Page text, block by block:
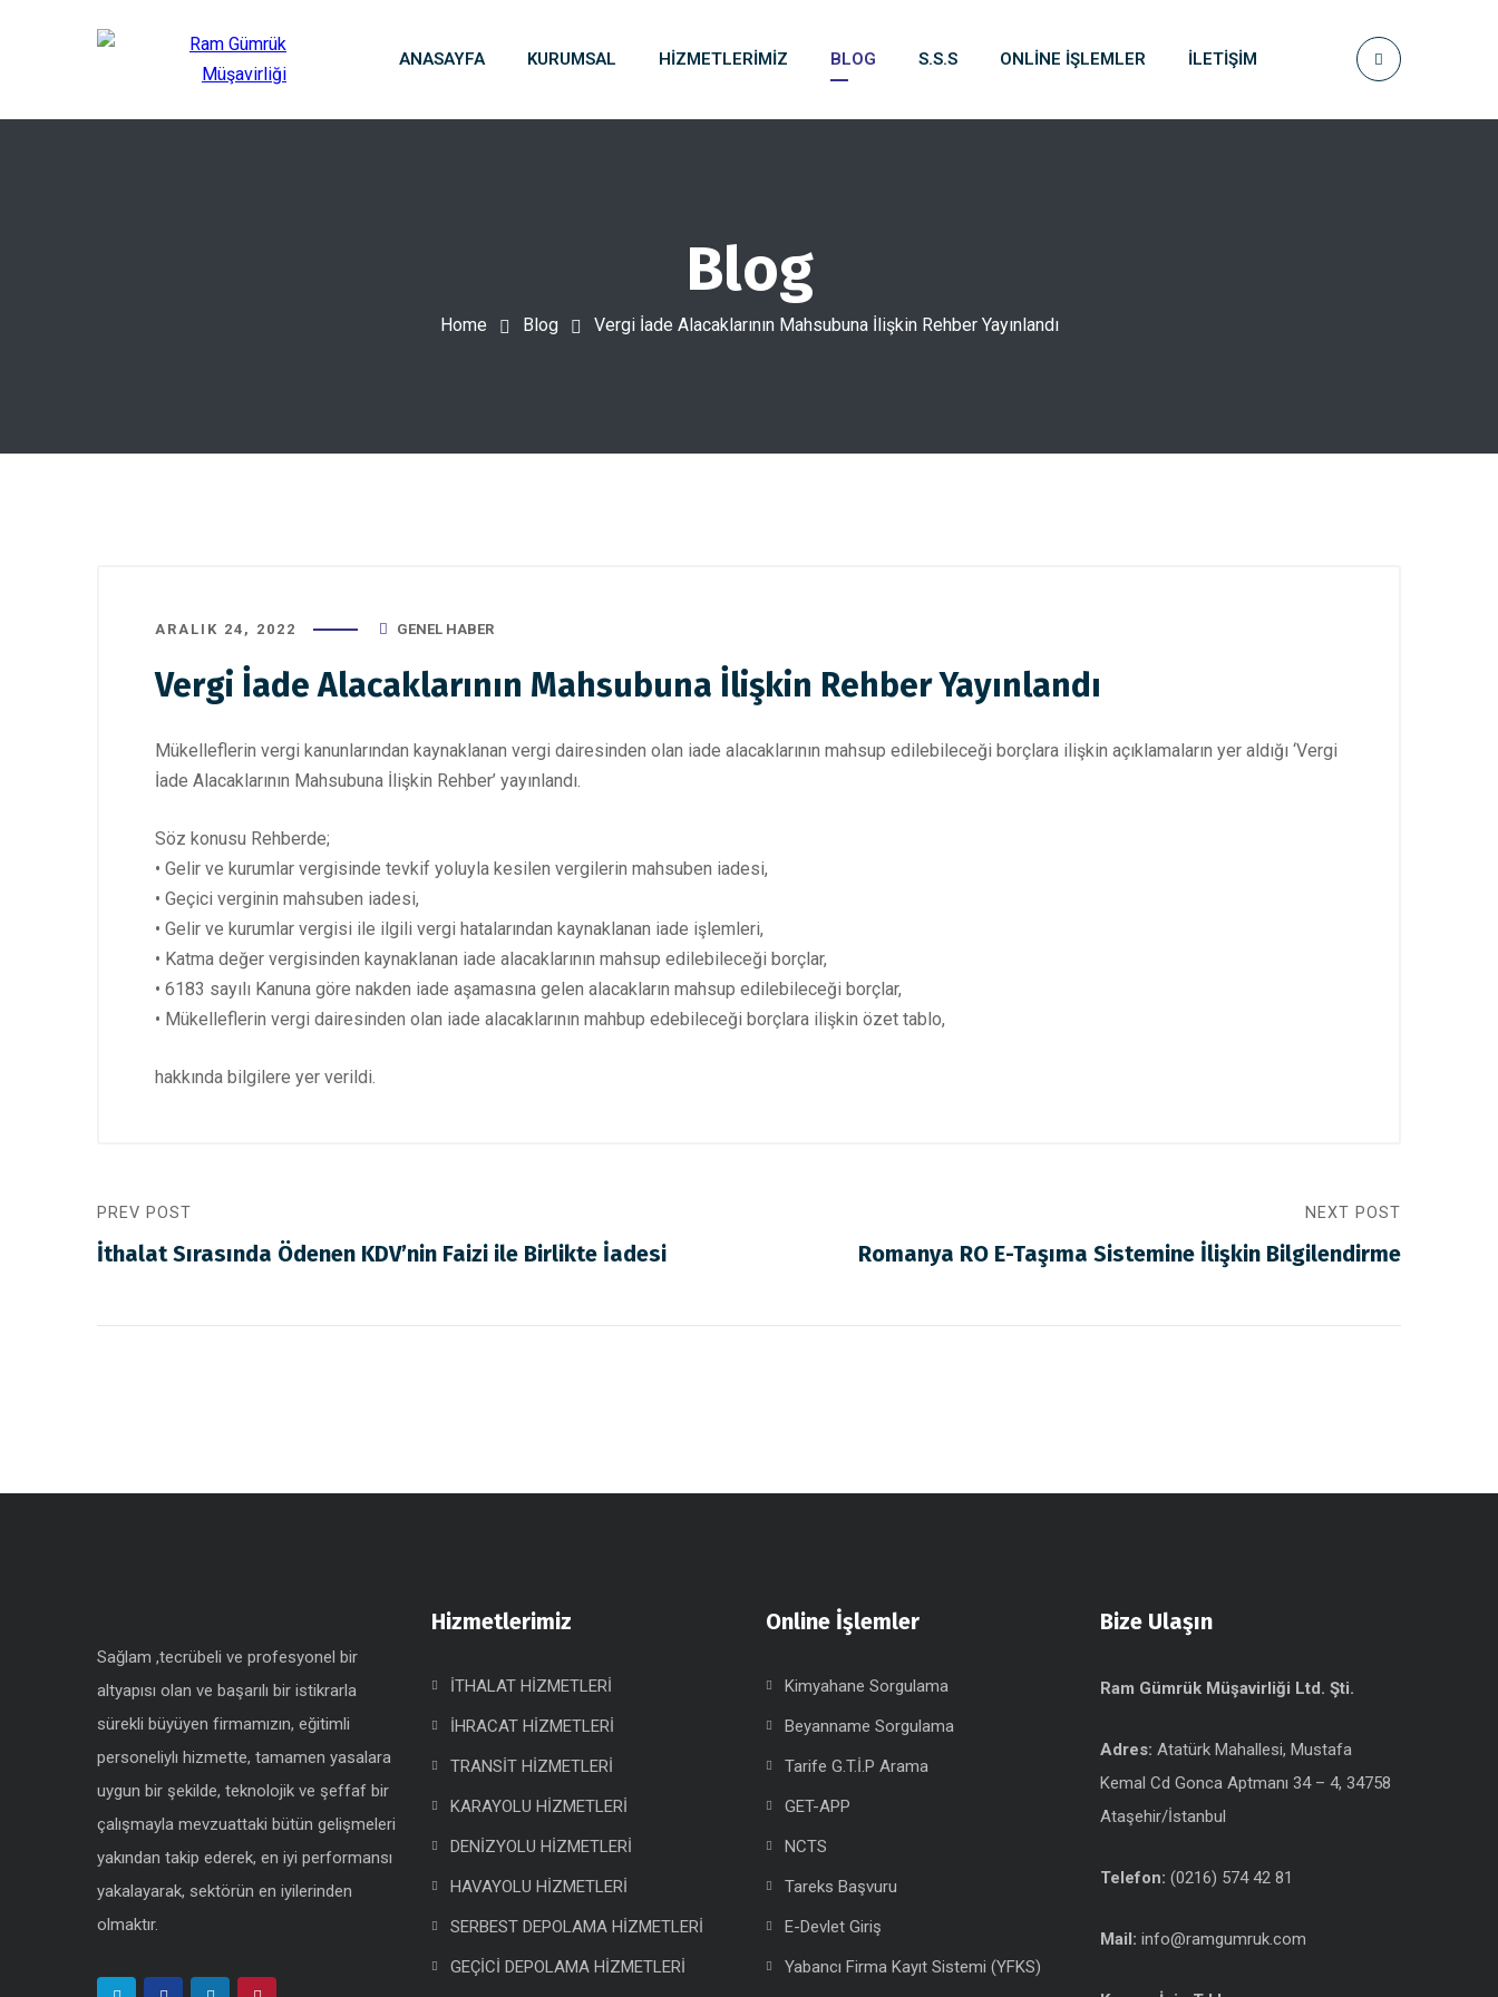
ANASAYFA KURUMSAL HIZMETLERIMIZ BLOG S.S.S ONLINE İŞLEMLER İLETIŞIM
Blog
Home Blog Vergi İade Alacaklarının Mahsubuna İlişkin Rehber Yayınlandı
ARALIK 24, 2022 GENEL HABER
Vergi İade Alacaklarının Mahsubuna İlişkin Rehber Yayınlandı
Mükelleflerin vergi kanunlarından kaynaklanan vergi dairesinden olan iade alacaklarının mahsup edilebileceği borçlara ilişkin açıklamaların yer aldığı ‘Vergi
İade Alacaklarının Mahsubuna İlişkin Rehber’ yayınlandı.
Söz konusu Rehberde;
• Gelir ve kurumlar vergisinde tevkif yoluyla kesilen vergilerin mahsuben iadesi,
• Geçici verginin mahsuben iadesi,
• Gelir ve kurumlar vergisi ile ilgili vergi hatalarından kaynaklanan iade işlemleri,
• Katma değer vergisinden kaynaklanan iade alacaklarının mahsup edilebileceği borçlar,
• 6183 sayılı Kanuna göre nakden iade aşamasına gelen alacakların mahsup edilebileceği borçlar,
• Mükelleflerin vergi dairesinden olan iade alacaklarının mahbup edebileceği borçlara ilişkin özet tablo,
hakkında bilgilere yer verildi.
PREV POST
İthalat Sırasında Ödenen KDV’nin Faizi ile Birlikte İadesi
NEXT POST
Romanya RO E-Taşıma Sistemine İlişkin Bilgilendirme
Sağlam ,tecrübeli ve profesyonel bir
altyapısı olan ve başarılı bir istikrarla
sürekli büyüyen firmamızın, eğitimli
personeliylı hizmette, tamamen yasalara
uygun bir şekilde, teknolojik ve şeffaf bir
çalışmayla mevzuattaki bütün gelişmeleri
yakından takip ederek, en iyi performansı
yakalayarak, sektörün en iyilerinden
olmaktır.
Hizmetlerimiz
İTHALAT HİZMETLERİ
İHRACAT HİZMETLERİ
TRANSİT HİZMETLERİ
KARAYOLU HİZMETLERİ
DENİZYOLU HİZMETLERİ
HAVAYOLU HİZMETLERİ
SERBEST DEPOLAMA HİZMETLERİ
GEÇİCİ DEPOLAMA HİZMETLERİ
Online İşlemler
Kimyahane Sorgulama
Beyanname Sorgulama
Tarife G.T.İ.P Arama
GET-APP
NCTS
Tareks Başvuru
E-Devlet Giriş
Yabancı Firma Kayıt Sistemi (YFKS)
Bize Ulaşın
Ram Gümrük Müşavirliği Ltd. Şti.
Adres: Atatürk Mahallesi, Mustafa
Kemal Cd Gonca Aptmanı 34 – 4, 34758
Ataşehir/İstanbul
Telefon: (0216) 574 42 81
Mail: info@ramgumruk.com